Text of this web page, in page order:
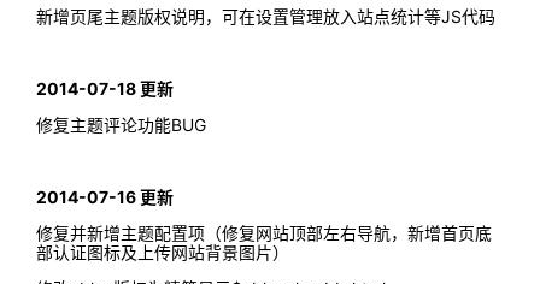
新增页尾主题版权说明，可在设置管理放入站点统计等JS代码
2014-07-18 更新
修复主题评论功能BUG
2014-07-16 更新
修复并新增主题配置项（修复网站顶部左右导航，新增首页底
部认证图标及上传网站背景图片）